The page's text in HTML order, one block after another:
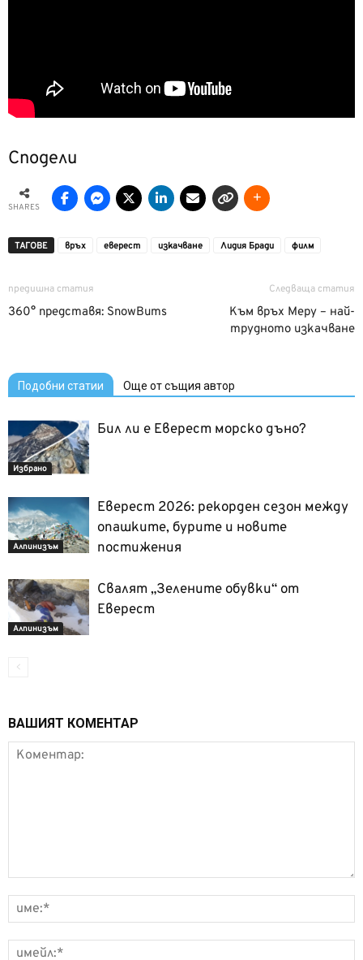
Сподели
SHARES
ТАГОВЕ връх еверест изкачване Лидия Бради филм
предишна статия
360° представя: SnowBums
Следваща статия
Към връх Меру – най-
трудното изкачване
Подобни статии Още от същия автор
Избрано
Бил ли е Еверест морско дъно?
Алпинизъм
Еверест 2026: рекорден сезон между
опашките, бурите и новите
постижения
Алпинизъм
Свалят „Зелените обувки“ от
Еверест
ВАШИЯТ КОМЕНТАР